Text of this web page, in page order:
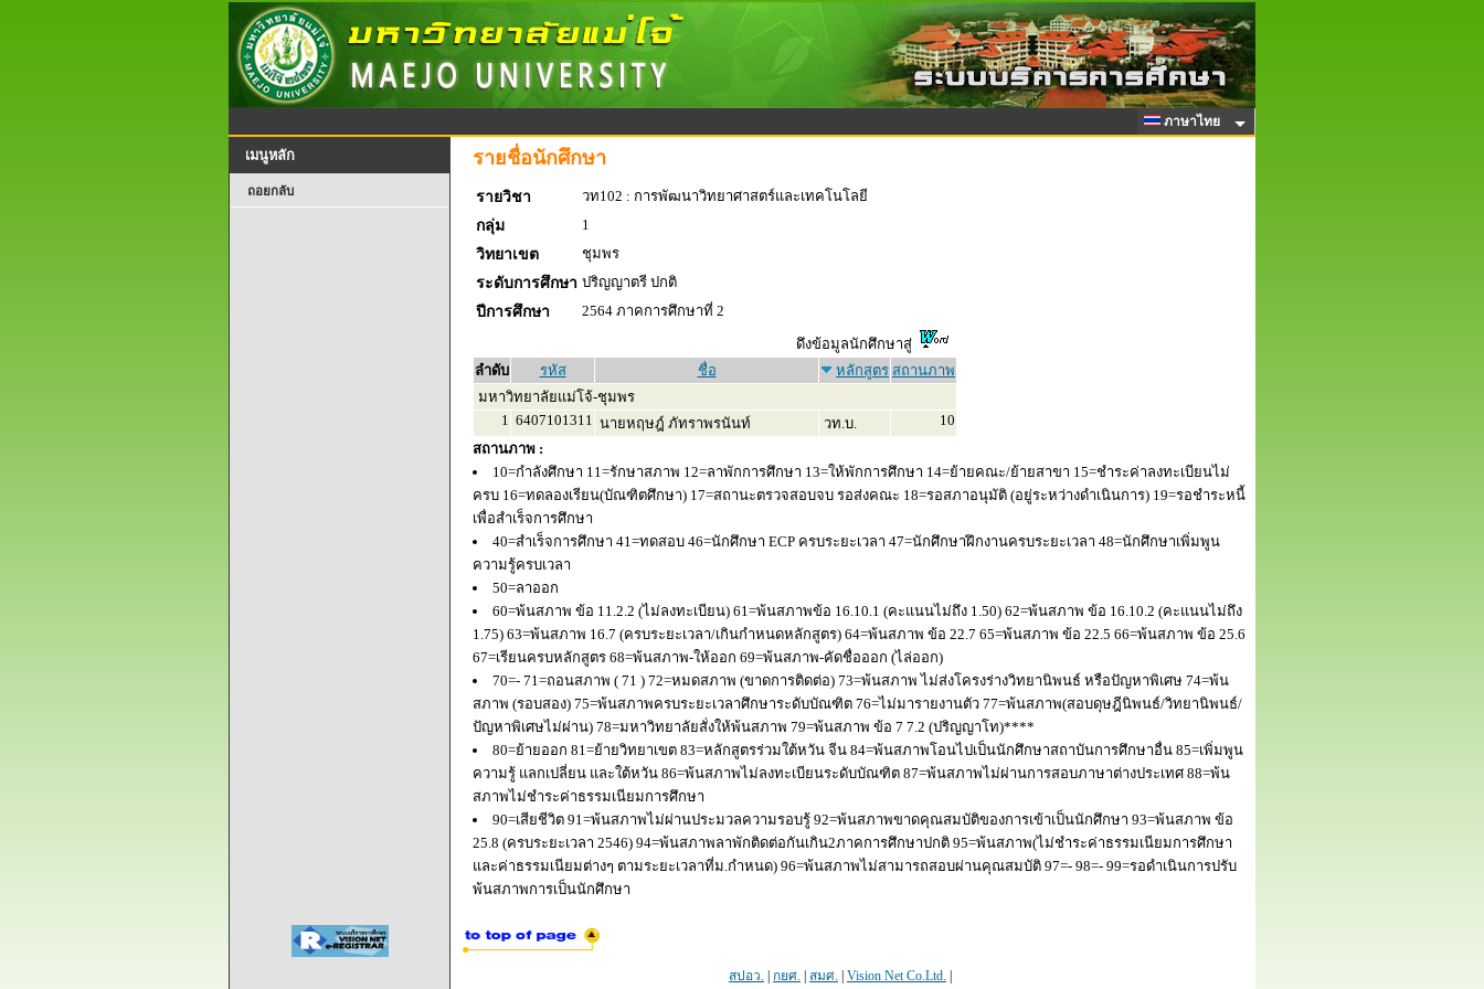
ภาษาไทย
เมนูหลัก
ถอยกลับ
รายชื่อนักศึกษา
รายวิชา
วท102 : การพัฒนาวิทยาศาสตร์และเทคโนโลยี
กลุ่ม
1
วิทยาเขต
ชุมพร
ระดับการศึกษา ปริญญาตรี ปกติ
ปีการศึกษา
2564 ภาคการศึกษาที่ 2
ดึงข้อมูลนักศึกษาสู่
ลำดับ
รหัส ชื่อ หลักสูตร สถานภาพ
มหาวิทยาลัยแม่โจ้-ชุมพร
1 6407101311 นายหฤษฎ์ ภัทราพรนันท์ วท.บ.
10
สถานภาพ :
10=กำลังศึกษา 11=รักษาสภาพ 12=ลาพักการศึกษา 13=ให้พักการศึกษา 14=ย้ายคณะ/ย้ายสาขา 15=ชำระค่าลงทะเบียนไม่
ครบ 16=ทดลองเรียน(บัณฑิตศึกษา) 17=สถานะตรวจสอบจบ รอส่งคณะ 18=รอสภาอนุมัติ (อยู่ระหว่างดำเนินการ) 19=รอชำระหนี้
เพื่อสำเร็จการศึกษา
40=สำเร็จการศึกษา 41=ทดสอบ 46=นักศึกษา ECP ครบระยะเวลา 47=นักศึกษาฝึกงานครบระยะเวลา 48=นักศึกษาเพิ่มพูน
ความรู้ครบเวลา
50=ลาออก
60=พ้นสภาพ ข้อ 11.2.2 (ไม่ลงทะเบียน) 61=พ้นสภาพข้อ 16.10.1 (คะแนนไม่ถึง 1.50) 62=พ้นสภาพ ข้อ 16.10.2 (คะแนนไม่ถึง
1.75) 63=พ้นสภาพ 16.7 (ครบระยะเวลา/เกินกำหนดหลักสูตร) 64=พ้นสภาพ ข้อ 22.7 65=พ้นสภาพ ข้อ 22.5 66=พ้นสภาพ ข้อ 25.6
67=เรียนครบหลักสูตร 68=พ้นสภาพ-ให้ออก 69=พ้นสภาพ-คัดชื่อออก (ไล่ออก)
70=- 71=ถอนสภาพ ( 71 ) 72=หมดสภาพ (ขาดการติดต่อ) 73=พ้นสภาพ ไม่ส่งโครงร่างวิทยานิพนธ์ หรือปัญหาพิเศษ 74=พ้น
สภาพ (รอบสอง) 75=พ้นสภาพครบระยะเวลาศึกษาระดับบัณฑิต 76=ไม่มารายงานตัว 77=พ้นสภาพ(สอบดุษฎีนิพนธ์/วิทยานิพนธ์/
ปัญหาพิเศษไม่ผ่าน) 78=มหาวิทยาลัยสั่งให้พ้นสภาพ 79=พ้นสภาพ ข้อ 7 7.2 (ปริญญาโท)****
80=ย้ายออก 81=ย้ายวิทยาเขต 83=หลักสูตรร่วมใต้หวัน จีน 84=พ้นสภาพโอนไปเป็นนักศึกษาสถาบันการศึกษาอื่น 85=เพิ่มพูน
ความรู้ แลกเปลี่ยน และใต้หวัน 86=พ้นสภาพไม่ลงทะเบียนระดับบัณฑิต 87=พ้นสภาพไม่ผ่านการสอบภาษาต่างประเทศ 88=พ้น
สภาพไม่ชำระค่าธรรมเนียมการศึกษา
90=เสียชีวิต 91=พ้นสภาพไม่ผ่านประมวลความรอบรู้ 92=พ้นสภาพขาดคุณสมบัติของการเข้าเป็นนักศึกษา 93=พ้นสภาพ ข้อ
25.8 (ครบระยะเวลา 2546) 94=พ้นสภาพลาพักติดต่อกันเกิน2ภาคการศึกษาปกติ 95=พ้นสภาพ(ไม่ชำระค่าธรรมเนียมการศึกษา
และค่าธรรมเนียมต่างๆ ตามระยะเวลาที่ม.กำหนด) 96=พ้นสภาพไม่สามารถสอบผ่านคุณสมบัติ 97=- 98=- 99=รอดำเนินการปรับ
พ้นสภาพการเป็นนักศึกษา
สปอว. กยศ. สมศ. Vision Net Co.Ltd.